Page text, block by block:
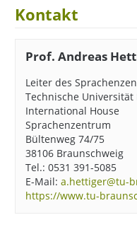
Kontakt
Prof. Andreas
Leiter des
Technische
International House
Sprachenzentrum
Bültenweg 74/75
38106 Braunschweig
Tel.: 0531 391-5085
E-Mail:a.hettiger@tu-
https://www.tu-